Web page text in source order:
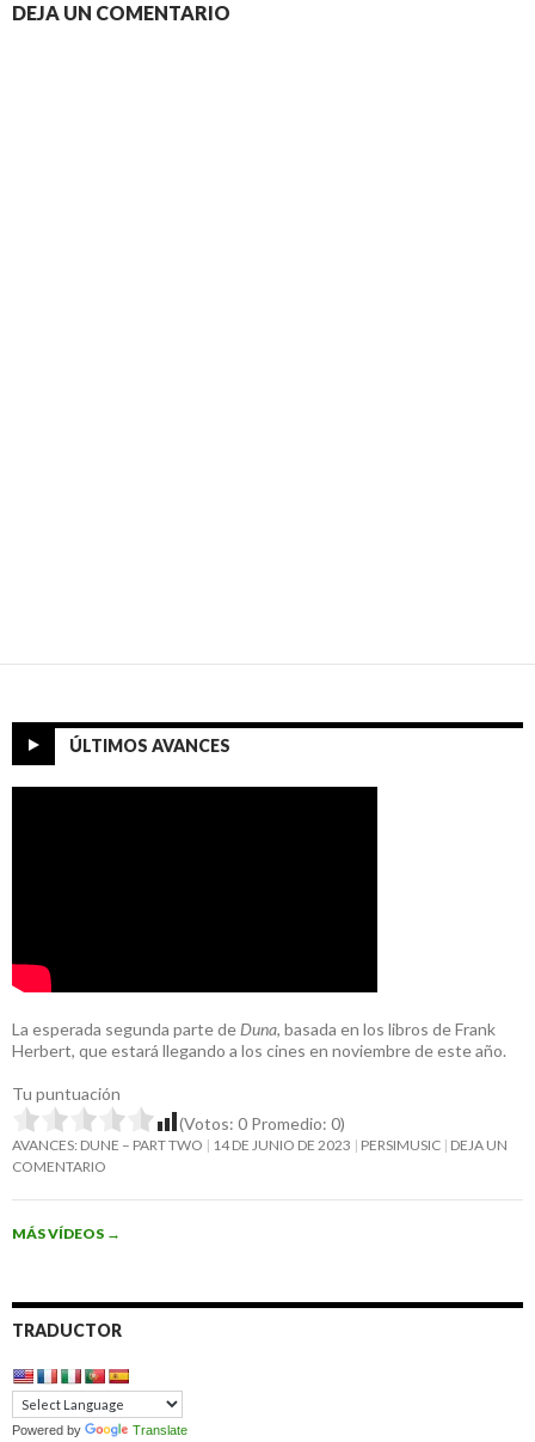
DEJA UN COMENTARIO
ÚLTIMOS AVANCES
La esperada segunda parte de Duna, basada en los libros de Frank
Herbert, que estará llegando a los cines en noviembre de este año.
Tu puntuación
(Votos: 0 Promedio: 0)
AVANCES: DUNE – PART TWO 14 DE JUNIO DE 2023 PERSIMUSIC DEJA UN
COMENTARIO
MÁS VÍDEOS →
TRADUCTOR
Powered by Translate